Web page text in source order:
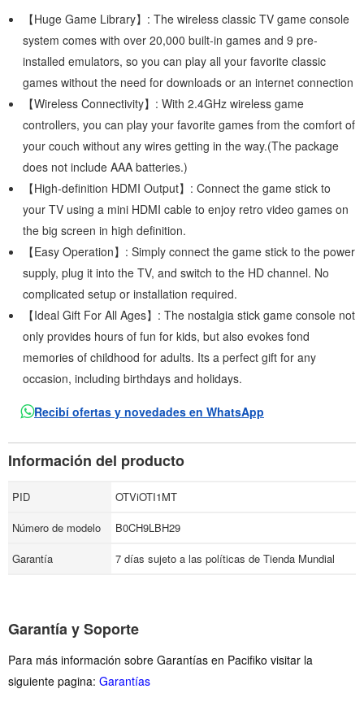
【Huge Game Library】: The wireless classic TV game console
system comes with over 20,000 built-in games and 9 pre-
installed emulators, so you can play all your favorite classic
games without the need for downloads or an internet connection
【Wireless Connectivity】: With 2.4GHz wireless game
controllers, you can play your favorite games from the comfort of
your couch without any wires getting in the way.(The package
does not include AAA batteries.)
【High-definition HDMI Output】: Connect the game stick to
your TV using a mini HDMI cable to enjoy retro video games on
the big screen in high definition.
【Easy Operation】: Simply connect the game stick to the power
supply, plug it into the TV, and switch to the HD channel. No
complicated setup or installation required.
【Ideal Gift For All Ages】: The nostalgia stick game console not
only provides hours of fun for kids, but also evokes fond
memories of childhood for adults. Its a perfect gift for any
occasion, including birthdays and holidays.
Recibí ofertas y novedades en WhatsApp
Información del producto
PID
OTViOTI1MT
Número de modelo
B0CH9LBH29
Garantía
7 días sujeto a las políticas de Tienda Mundial
Garantía y Soporte
Para más información sobre Garantías en Pacifiko visitar la
siguiente pagina: Garantías